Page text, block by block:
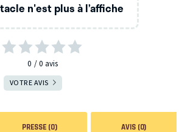
n'est plus à l’affiche
0 0 avis
VOTRE AVIS
PRESSE (0) AVIS (0)